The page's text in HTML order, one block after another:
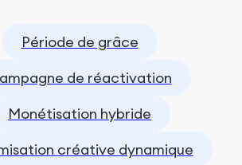
Période de grâce
de réactivation
Monétisation hybride
créative dynamique